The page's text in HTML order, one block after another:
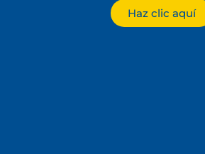
Haz clic aquí